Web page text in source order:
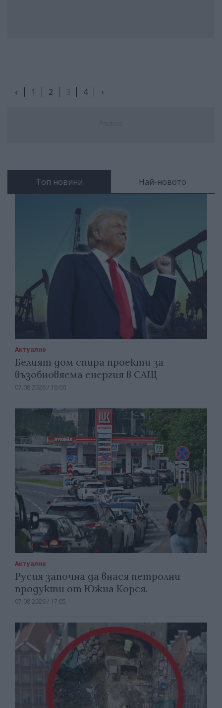
‹ 1 2 3 4 ›
Топ новини Най-новото
Актуално
Белият дом спира проекти за
възобновяема енергия в САЩ
07.08.2026 / 18:00
Актуално
Русия започна да внася петролни
продукти от Южна Корея.
07.08.2026 / 17:05